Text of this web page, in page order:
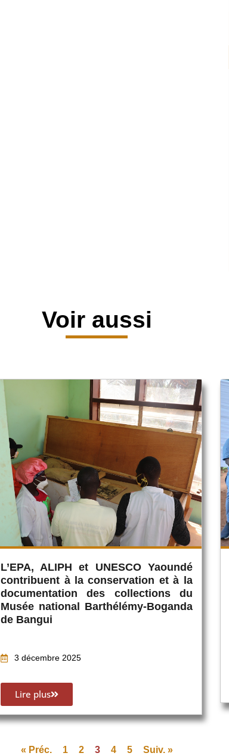
Voir aussi
L’EPA, ALIPH et UNESCO Yaoundé
contribuent à la conservation et à la
documentation des collections du
Musée national Barthélémy-Boganda
de Bangui
3 décembre 2025
Lire plus
« Préc. 1 2 3 4 5 Suiv. »